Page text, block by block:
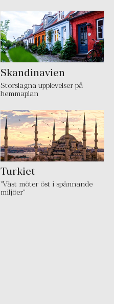
Skandinavien
Storslagna upplevelser på
hemmaplan
Turkiet
"Väst möter öst i spännande
miljöer"